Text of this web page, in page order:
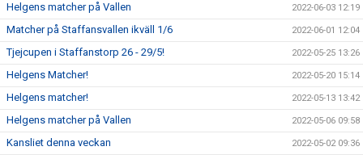
Helgens matcher på Vallen 2022-06-03 12:19
Matcher på Staffansvallen ikväll 1/6 2022-06-01 12:04
Tjejcupen i Staffanstorp 26 - 29/5! 2022-05-25 13:26
Helgens Matcher! 2022-05-20 15:14
Helgens matcher! 2022-05-13 13:42
Helgens matcher på Vallen 2022-05-06 09:58
Kansliet denna veckan 2022-05-02 09:36